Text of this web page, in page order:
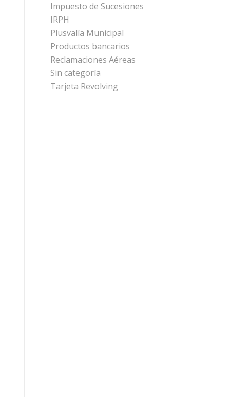
Impuesto de Sucesiones
IRPH
Plusvalía Municipal
Productos bancarios
Reclamaciones Aéreas
Sin categoría
Tarjeta Revolving